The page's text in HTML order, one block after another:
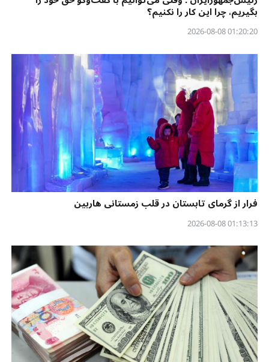
بگیریم، چرا این کار را نکنیم؟
01:20:20 2026-08-08
فرار از گرمای تابستان در قلب زمستانی هاربین
01:13:13 2026-08-08